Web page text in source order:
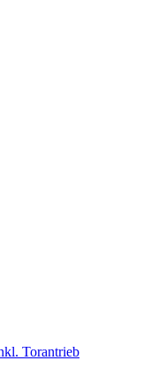
Torantrieb